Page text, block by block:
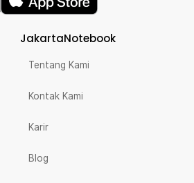
JakartaNotebook
Tentang Kami
Kontak Kami
Karir
Blog